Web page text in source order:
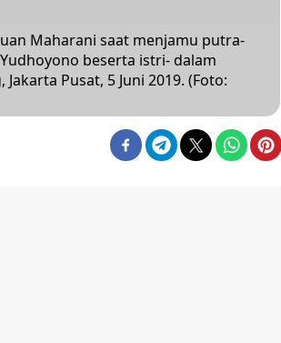
Maharani saat menjamu putra-
beserta istri- dalam
Pusat, 5 Juni 2019. (Foto: